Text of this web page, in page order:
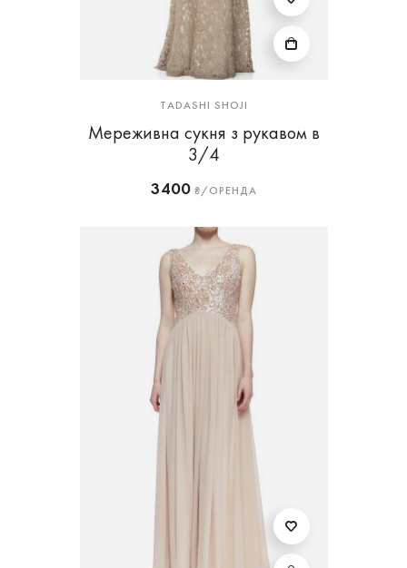
TADASHI SHOJI
Мереживна сукня з рукавом в
3/4
3400₴/ОРЕНДА